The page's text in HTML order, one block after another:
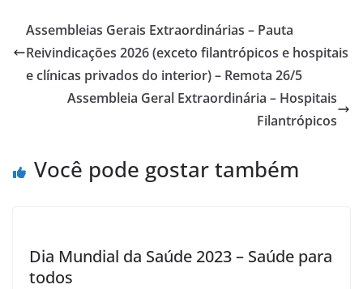
b
o
o
k
er e
Assembleias Gerais Extraordinárias – Pauta
Reivindicações 2026 (exceto filantrópicos e hospitais
e clínicas privados do interior) – Remota 26/5
Assembleia Geral Extraordinária – Hospitais
Filantrópicos
Você pode gostar também
Dia Mundial da Saúde 2023 – Saúde para
todos